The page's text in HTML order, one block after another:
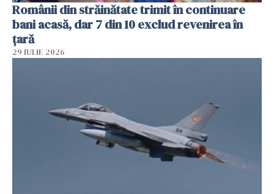
Românii din străinătate trimit în continuare
bani acasă, dar 7 din 10 exclud revenirea în
țară
29 IULIE 2026